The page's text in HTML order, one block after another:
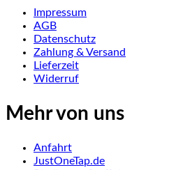
Impressum
AGB
Datenschutz
Zahlung & Versand
Lieferzeit
Widerruf
Mehr von uns
Anfahrt
JustOneTap.de